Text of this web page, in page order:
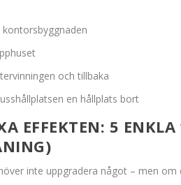
kontorsbyggnaden
och tillbaka
en hållplats bort
EFFEKTEN: 5
inte uppgradera något – men